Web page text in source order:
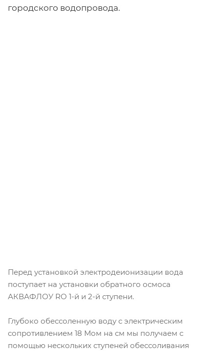
городского водопровода.
Перед установкой электродеионизации вода
поступает на установки обратного осмоса
АКВАФЛОУ RO 1-й и 2-й ступени.
Глубоко обессоленную воду с электрическим
сопротивлением 18 Мом на см мы получаем с
помощью нескольких ступеней обессоливания